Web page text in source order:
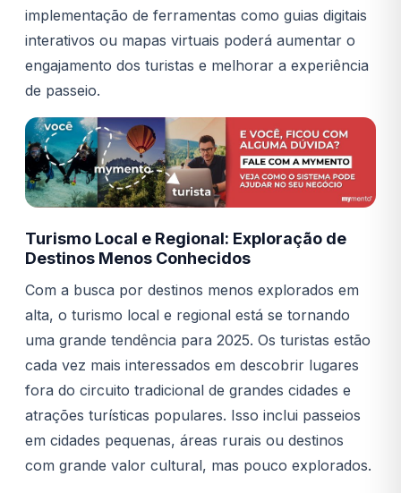
implementação de ferramentas como guias digitais
interativos ou mapas virtuais poderá aumentar o
engajamento dos turistas e melhorar a experiência
de passeio.
Turismo Local e Regional: Exploração de
Destinos Menos Conhecidos
Com a busca por destinos menos explorados em
alta, o turismo local e regional está se tornando
uma grande tendência para 2025. Os turistas estão
cada vez mais interessados em descobrir lugares
fora do circuito tradicional de grandes cidades e
atrações turísticas populares. Isso inclui passeios
em cidades pequenas, áreas rurais ou destinos
com grande valor cultural, mas pouco explorados.